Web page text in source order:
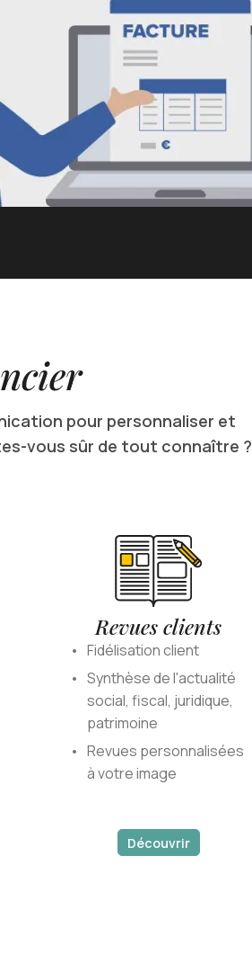
pour personnaliser et
vous sûr de tout connaître ?
Revues clients
Fidélisation client
Synthèse de l'actualité
social, fiscal, juridique,
patrimoine
Revues personnalisées
à votre image
Découvrir